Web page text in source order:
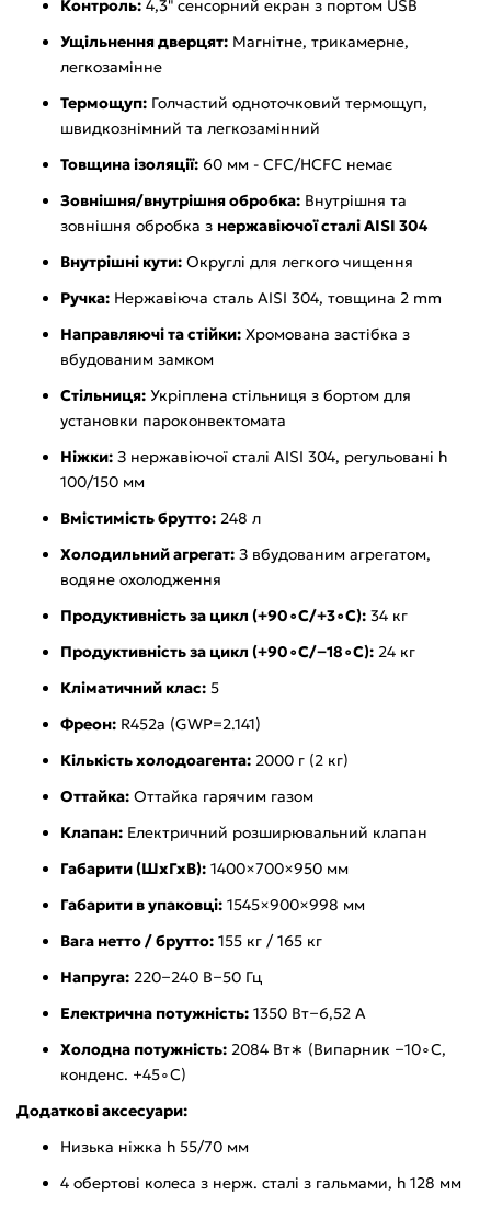
Контроль: 4,3" сенсорний екран з портом USB
Ущільнення дверцят: Магнітне, трикамерне,
легкозамінне
Термощуп: Голчастий одноточковий термощуп,
швидкознімний та легкозамінний
Товщина ізоляції: 60 мм - CFC/HCFC немає
Зовнішня/внутрішня обробка: Внутрішня та
зовнішня обробка з нержавіючої сталі AISI 304
Внутрішні кути: Округлі для легкого чищення
Ручка: Нержавіюча сталь AISI 304, товщина 2 mm
Направляючі та стійки: Хромована застібка з
вбудованим замком
Стільниця: Укріплена стільниця з бортом для
установки пароконвектомата
Ніжки: З нержавіючої сталі AISI 304, регульовані h
100/150 мм
Вмістимість брутто: 248 л
Холодильний агрегат: З вбудованим агрегатом,
водяне охолодження
Продуктивність за цикл (+90∘C/+3∘C): 34 кг
Продуктивність за цикл (+90∘C/−18∘C): 24 кг
Кліматичний клас: 5
Фреон: R452a (GWP=2.141)
Кількість холодоагента: 2000 г (2 кг)
Оттайка: Оттайка гарячим газом
Клапан: Електричний розширювальний клапан
Габарити (ШхГхВ): 1400×700×950 мм
Габарити в упаковці: 1545×900×998 мм
Вага нетто / брутто: 155 кг / 165 кг
Напруга: 220−240 В−50 Гц
Електрична потужність: 1350 Вт−6,52 А
Холодна потужність: 2084 Вт∗ (Випарник −10∘C,
конденс. +45∘C)
Додаткові аксесуари:
Низька ніжка h 55/70 мм
4 обертові колеса з нерж. сталі з гальмами, h 128 мм